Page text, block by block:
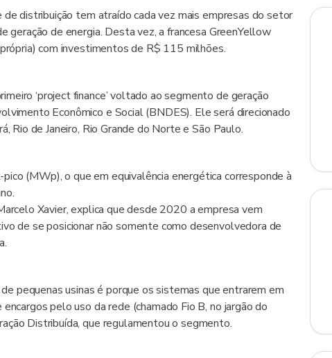
distribuição tem atraído cada vez mais empresas do setor
de energia. Desta vez, a francesa GreenYellow
com investimentos de R$ 115 milhões.
‘project finance’ voltado ao segmento de geração
Econômico e Social (BNDES). Ele será direcionado
Rio de Janeiro, Rio Grande do Norte e São Paulo.
(MWp), o que em equivalência energética corresponde à
Xavier, explica que desde 2020 a empresa vem
de se posicionar não somente como desenvolvedora de
pequenas usinas é porque os sistemas que entrarem em
pelo uso da rede (chamado Fio B, no jargão do
Distribuída, que regulamentou o segmento.